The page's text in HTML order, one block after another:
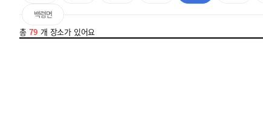
백령면
총 79 개 장소가 있어요